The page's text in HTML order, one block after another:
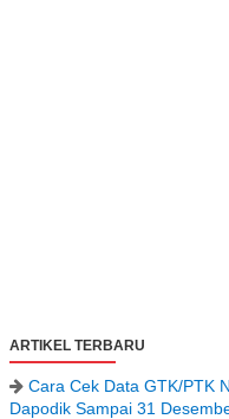
ARTIKEL TERBARU
Cara Cek Data GTK/PTK
Dapodik Sampai 31